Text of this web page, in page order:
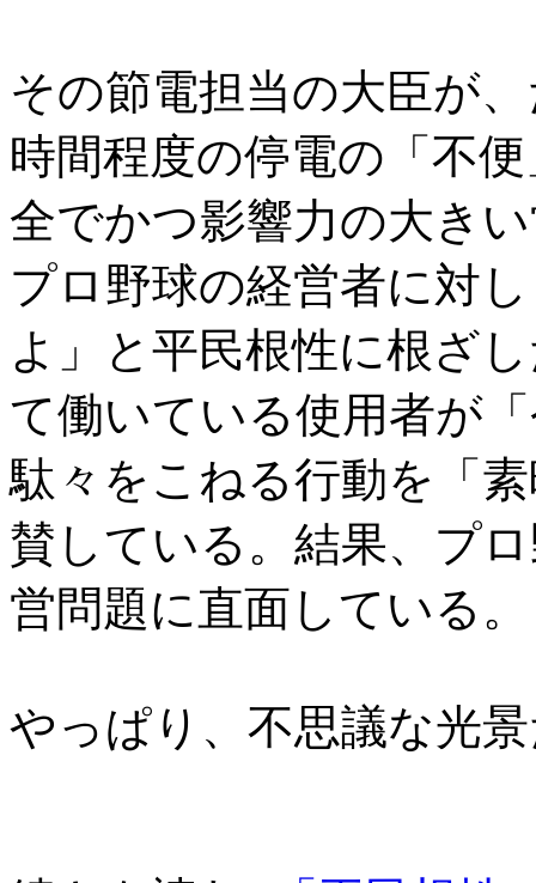
その節電担当の大臣が
時間程度の停電の「不
全でかつ影響力の大き
プロ野球の経営者に対
よ」と平民根性に根ざ
て働いている使用者が
駄々をこねる行動を「
賛している。結果、プ
営問題に直面している。
やっぱり、不思議な光